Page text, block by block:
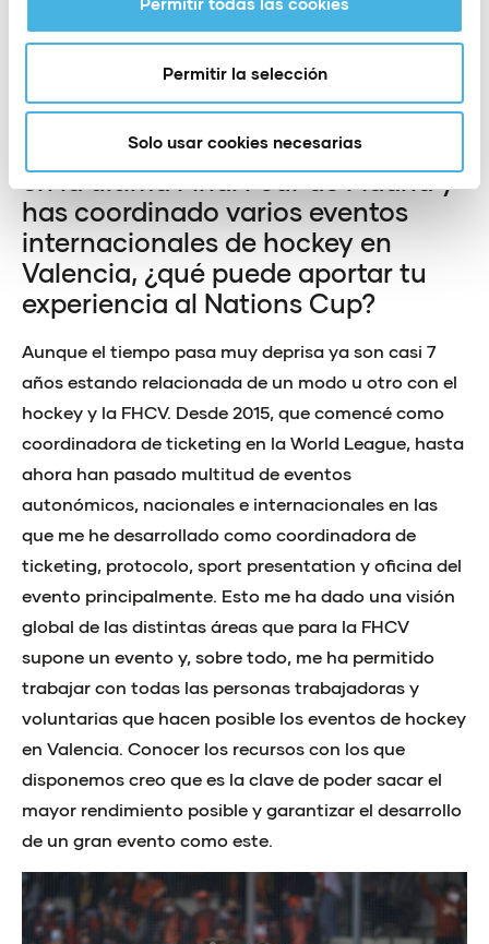
Permitir la selección
Solo usar cookies necesarias
proclamen campeonas en Valencia, es mérito de
ellas y de su staff.
Este verano, has sido regidora del
Mundial de Terrassa, en los
partidos de la FIH Pro League 2022
en la última Final Four de Madrid y
has coordinado varios eventos
internacionales de hockey en
Valencia, ¿qué puede aportar tu
experiencia al Nations Cup?
Aunque el tiempo pasa muy deprisa ya son casi 7
años estando relacionada de un modo u otro con el
hockey y la FHCV. Desde 2015, que comencé como
coordinadora de ticketing en la World League, hasta
ahora han pasado multitud de eventos
autonómicos, nacionales e internacionales en las
que me he desarrollado como coordinadora de
ticketing, protocolo, sport presentation y oficina del
evento principalmente. Esto me ha dado una visión
global de las distintas áreas que para la FHCV
supone un evento y, sobre todo, me ha permitido
trabajar con todas las personas trabajadoras y
voluntarias que hacen posible los eventos de hockey
en Valencia. Conocer los recursos con los que
disponemos creo que es la clave de poder sacar el
mayor rendimiento posible y garantizar el desarrollo
de un gran evento como este.